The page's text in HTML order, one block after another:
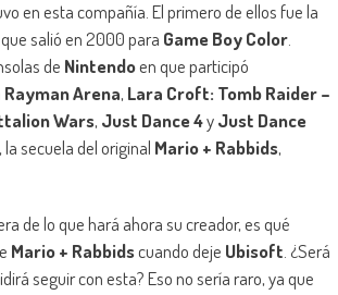
en esta compañía. El primero de ellos fue la
salió en 2000 para Game Boy Color.
de Nintendoen que participó
Rayman Arena, Lara Croft: Tomb Raider –
Wars, Just Dance 4yJust Dance
la secuela del original Mario + Rabbids,
de lo que hará ahora su creador, es qué
Mario + Rabbidscuando deje Ubisoft . ¿Será
seguir con esta? Eso no sería raro, ya que